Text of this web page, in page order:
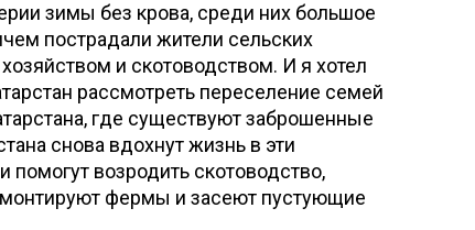
зимы без крова, среди них большое
пострадали жители сельских
и скотоводством. И я хотел
рассмотреть переселение семей
где существуют заброшенные
снова вдохнут жизнь в эти
возродить скотоводство,
фермы и засеют пустующие